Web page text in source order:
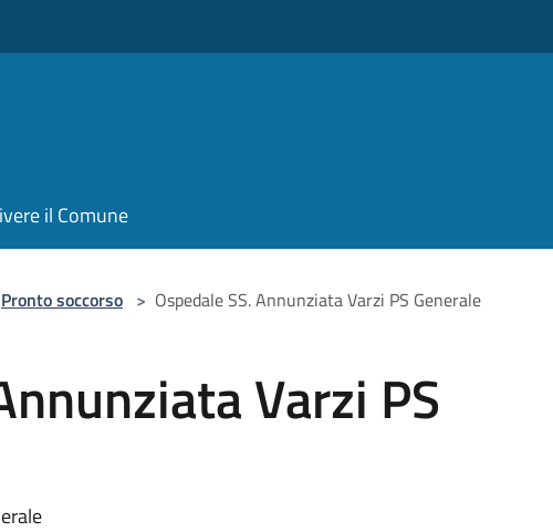
il Comune
Pronto soccorso > Ospedale SS. Annunziata Varzi PS Generale
Varzi PS